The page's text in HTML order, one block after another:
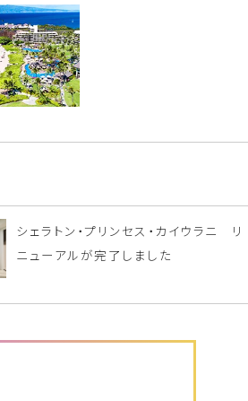
シェラトン・プリンセス・カイウラニ リ
ニューアルが完了しました